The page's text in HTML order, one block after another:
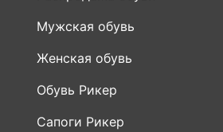
Мужская обувь
Женская обувь
Обувь Рикер
Сапоги Рикер